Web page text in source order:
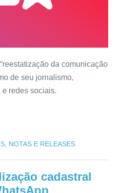
da comunicação
de seu jornalismo,
redes sociais.
NOTAS E RELEASES
cadastral